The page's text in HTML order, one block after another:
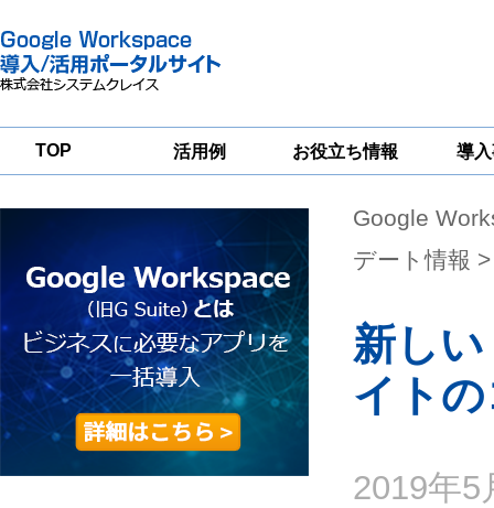
TOP 活用例 お役立ち情報
一
導
グループウェア
移行支援
Google
Workspace
セキュリティ
対策サービス
Google
デート情報
新し
イト
2019年5